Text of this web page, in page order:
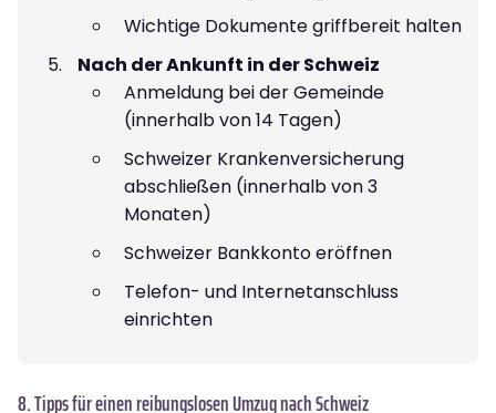
Wichtige Dokumente griffbereit halten
Nach der Ankunft in der Schweiz
Anmeldung bei der Gemeinde
(innerhalb von 14 Tagen)
Schweizer Krankenversicherung
abschließen (innerhalb von 3
Monaten)
Schweizer Bankkonto eröffnen
Telefon- und Internetanschluss
einrichten
8. Tipps für einen reibungslosen Umzug nach Schweiz